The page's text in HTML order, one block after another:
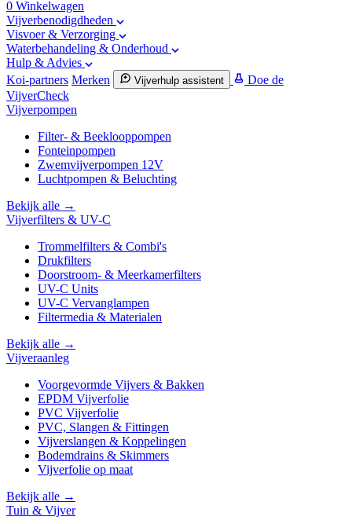
0 Winkelwagen
Vijverbenodigdheden
Visvoer & Verzorging
Waterbehandeling & Onderhoud
Hulp & Advies
Koi-partners Merken Vijverhulp assistent
Doe de
VijverCheck
Vijverpompen
Filter- & Beeklooppompen
Fonteinpompen
Zwemvijverpompen 12V
Luchtpompen & Beluchting
Bekijk alle →
Vijverfilters & UV-C
Trommelfilters & Combi's
Drukfilters
Doorstroom- & Meerkamerfilters
UV-C Units
UV-C Vervanglampen
Filtermedia & Materialen
Bekijk alle →
Vijveraanleg
Voorgevormde Vijvers & Bakken
EPDM Vijverfolie
PVC Vijverfolie
PVC, Slangen & Fittingen
Vijverslangen & Koppelingen
Bodemdrains & Skimmers
Vijverfolie op maat
Bekijk alle →
Tuin & Vijver